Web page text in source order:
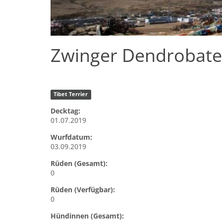
Zwinger
Tibet Terrier
Decktag:
01.07.2019
Wurfdatum:
03.09.2019
Rüden (Gesamt):
0
Rüden (Verfügbar):
0
Hündinnen (Gesamt):